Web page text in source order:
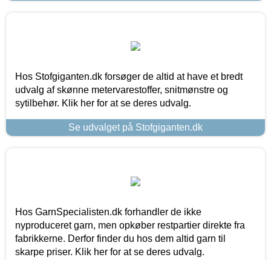
Hos Stofgiganten.dk forsøger de altid at have et bredt
udvalg af skønne metervarestoffer, snitmønstre og
sytilbehør. Klik her for at se deres udvalg.
Se udvalget på Stofgiganten.dk
Hos GarnSpecialisten.dk forhandler de ikke
nyproduceret garn, men opkøber restpartier direkte fra
fabrikkerne. Derfor finder du hos dem altid garn til
skarpe priser. Klik her for at se deres udvalg.